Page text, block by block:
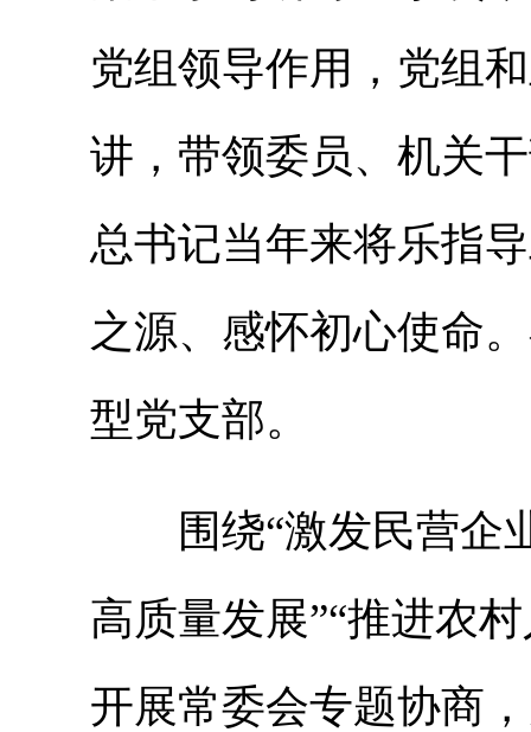
党组领导作用，党组
讲，带领委员、机关
总书记当年来将乐指
之源、感怀初心使命
型党支部。
围绕“激发民营企
高质量发展”“推进农
开展常委会专题协商